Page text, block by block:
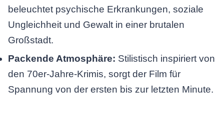
beleuchtet psychische Erkrankungen, soziale
Ungleichheit und Gewalt in einer brutalen
Großstadt.
Packende Atmosphäre: Stilistisch inspiriert von
den 70er-Jahre-Krimis, sorgt der Film für
Spannung von der ersten bis zur letzten Minute.